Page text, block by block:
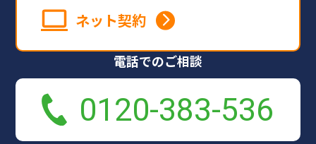
ネット契約
電話でのご相談
0120-383-536